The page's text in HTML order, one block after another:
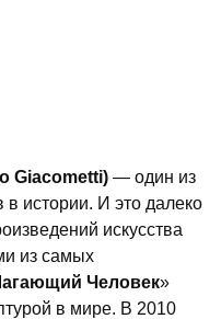
Giacometti) — один из
истории. И это далеко
искусства
из самых
Человек»
в мире. В 2010